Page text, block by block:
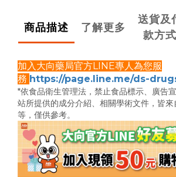
商品描述 了解更多
送貨及
款方式
加入大向藥局官方LINE專人為您服
務 https://page.line.me/ds-
*依食品衛生管理法，禁止食品標示、廣告
站所提供的成分介紹、相關學術文件， 皆
等，僅供參考。